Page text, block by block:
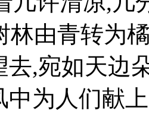
林由青转为
去,宛如天边
中为人们献